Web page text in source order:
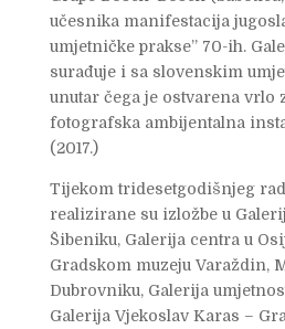
učesnika manifestacija
umjetničke prakse” 70-ih.
surađuje i sa slovenskim
unutar čega je ostvarena vrlo
fotografska ambijentalna
(2017.)
Tijekom tridesetgodišnjeg
realizirane su izložbe u
Šibeniku, Galerija centra u
Gradskom muzeju Varaždin,
Dubrovniku, Galerija
Galerija Vjekoslav Karas –